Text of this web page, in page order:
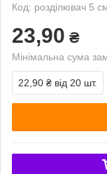
Код: розділювач 5
23,90 ₴
Мінімальна сума
22,90 ₴ від 20 шт.